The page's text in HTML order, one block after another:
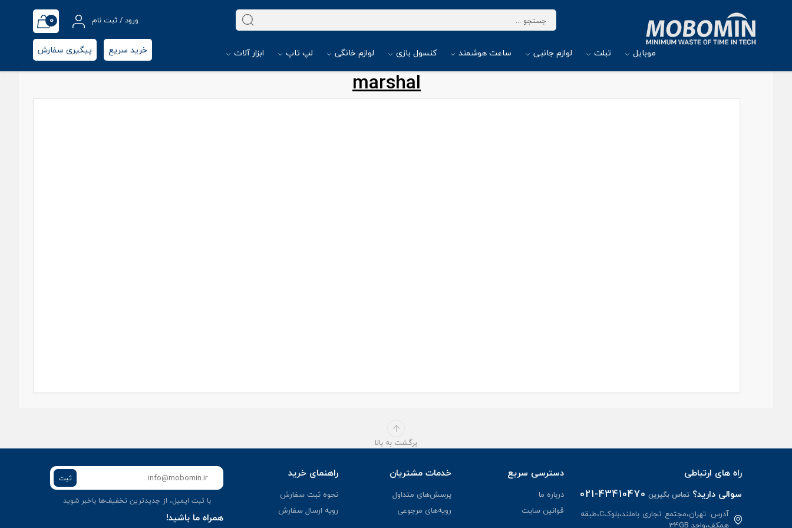
ورود / ثبت نام 0
موبایل تبلت لوازم جانبی ساعت هوشمند کنسول بازی لوازم خانگی لپ تاپ ابزار آلات خرید سریع پیگیری سفارش
marshal
برگشت به بالا
راه های ارتباطی
سوالی دارید؟تماس بگیرین 021-43410470
آدرس: تهران،مجتمع تجاری باملند،بلوکC،طبقه
همکف،واحد 34GB
دسترسی سریع
درباره ما
قوانین سایت
خدمات مشتریان
پرسش‌های متداول
رویه‌های مرجوعی
راهنمای خرید
نحوه ثبت سفارش
رویه ارسال سفارش
ثبت
با ثبت ایمیل، از جدید‌ترین تخفیف‌ها با‌خبر شوید
همراه ما باشید!